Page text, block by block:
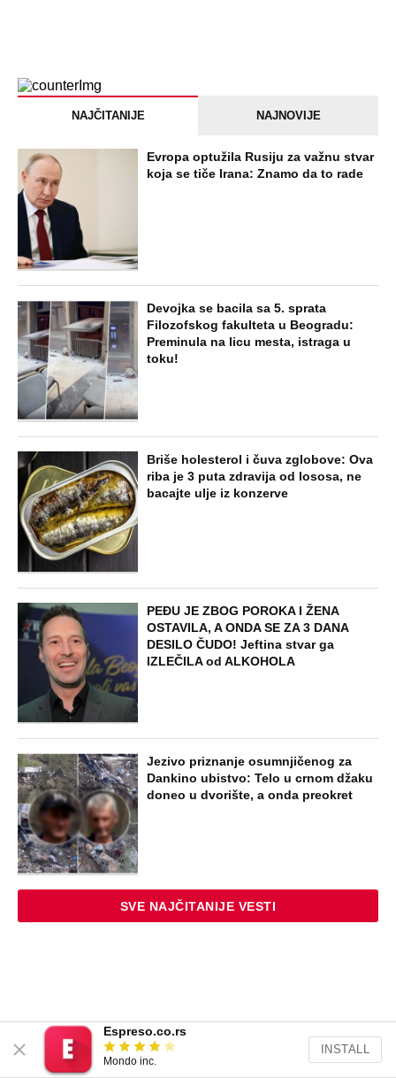
NAJČITANIJE NAJNOVIJE
Evropa optužila Rusiju za važnu stvar
koja se tiče Irana: Znamo da to rade
Devojka se bacila sa 5. sprata
Filozofskog fakulteta u Beogradu:
Preminula na licu mesta, istraga u
toku!
Briše holesterol i čuva zglobove: Ova
riba je 3 puta zdravija od lososa, ne
bacajte ulje iz konzerve
PEĐU JE ZBOG POROKA I ŽENA
OSTAVILA, A ONDA SE ZA 3 DANA
DESILO ČUDO! Jeftina stvar ga
IZLEČILA od ALKOHOLA
Jezivo priznanje osumnjičenog za
Dankino ubistvo: Telo u crnom džaku
doneo u dvorište, a onda preokret
SVE NAJČITANIJE VESTI
Espreso.co.rs
Mondo inc.
INSTALL